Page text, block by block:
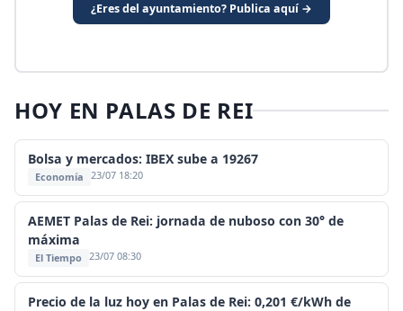
¿Eres del ayuntamiento? Publica aquí →
HOY EN PALAS DE REI
Bolsa y mercados: IBEX sube a 19267
Economía 23/07 18:20
AEMET Palas de Rei: jornada de nuboso con 30° de
máxima
El Tiempo 23/07 08:30
Precio de la luz hoy en Palas de Rei: 0,201 €/kWh de